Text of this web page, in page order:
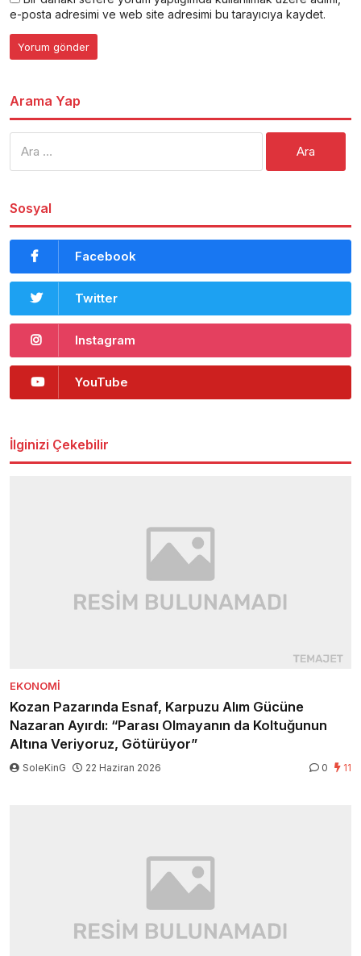
e-posta adresimi ve web site adresimi bu tarayıcıya kaydet.
Arama Yap
Sosyal
Facebook
Twitter
Instagram
YouTube
İlginizi Çekebilir
EKONOMI
Kozan Pazarında Esnaf, Karpuzu Alım Gücüne
Nazaran Ayırdı: “Parası Olmayanın da Koltuğunun
Altına Veriyoruz, Götürüyor”
SoleKinG 22 Haziran 2026 0 11